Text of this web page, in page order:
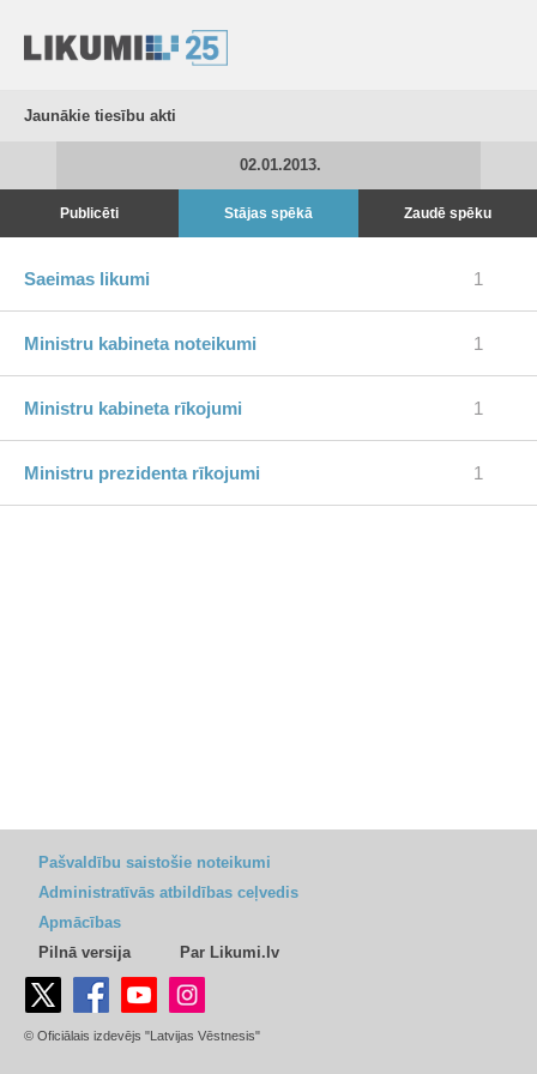
Jaunākie tiesību akti
02.01.2013.
Publicēti Stājas spēkā Zaudē spēku
Saeimas likumi 1
Ministru kabineta noteikumi 1
Ministru kabineta rīkojumi 1
Ministru prezidenta rīkojumi 1
Pašvaldību saistošie noteikumi
Administratīvās atbildības ceļvedis
Apmācības
Pilnā versija
Par Likumi.lv
© Oficiālais izdevējs "Latvijas Vēstnesis"